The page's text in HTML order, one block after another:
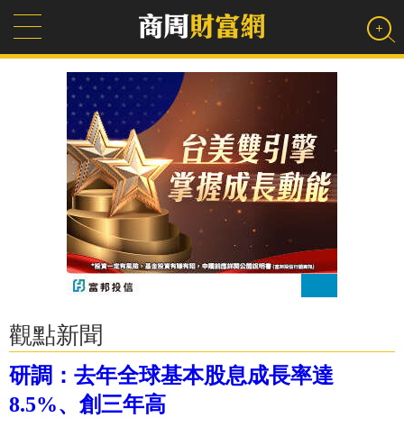
觀點新聞
研調：去年全球基本股息成長率達
8.5%、創三年高